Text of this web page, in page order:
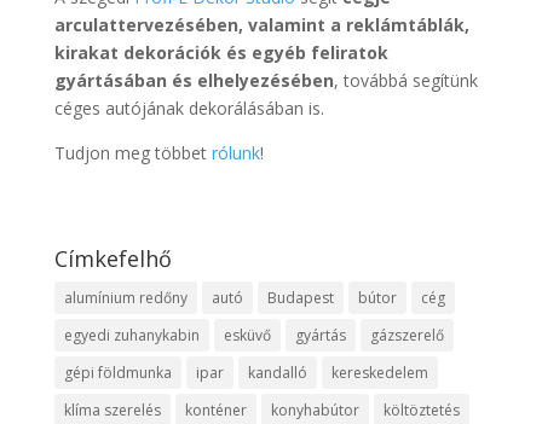
arculattervezésében, valamint a reklámtáblák,
kirakat dekorációk és egyéb feliratok
gyártásában és elhelyezésében, továbbá segítünk
céges autójának dekorálásában is.
Tudjon meg többet rólunk!
Címkefelhő
alumínium redőny autó Budapest bútor
cég
egyedi zuhanykabin
esküvő gyártás
gázszerelő
gépi földmunka
ipar kandalló
kereskedelem
klíma szerelés
konténer konyhabútor költöztetés